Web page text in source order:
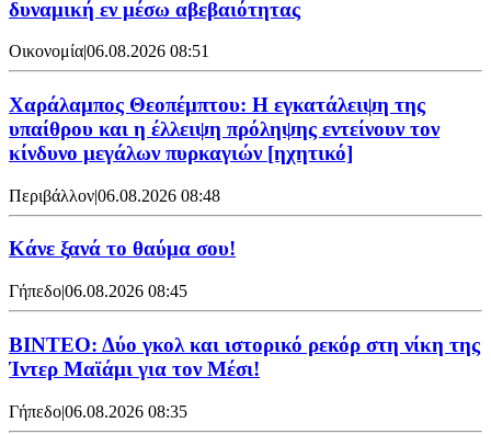
δυναμική εν μέσω αβεβαιότητας
Οικονομία|06.08.2026 08:51
Χαράλαμπος Θεοπέμπτου: Η εγκατάλειψη της
υπαίθρου και η έλλειψη πρόληψης εντείνουν τον
κίνδυνο μεγάλων πυρκαγιών [ηχητικό]
Περιβάλλον|06.08.2026 08:48
Κάνε ξανά το θαύμα σου!
Γήπεδο|06.08.2026 08:45
ΒΙΝΤΕΟ: Δύο γκολ και ιστορικό ρεκόρ στη νίκη της
Ίντερ Μαϊάμι για τον Μέσι!
Γήπεδο|06.08.2026 08:35